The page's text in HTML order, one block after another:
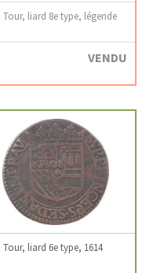
liard 8e type, légende
VENDU
liard 6e type, 1614